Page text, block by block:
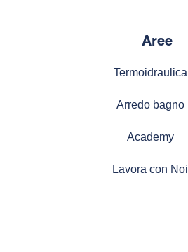
Aree
Termoidraulica
Arredo bagno
Academy
Lavora con Noi